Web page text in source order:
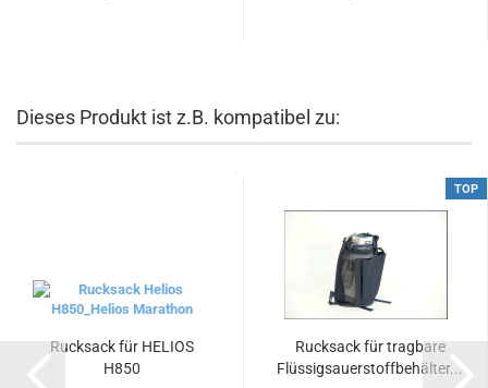
Dieses Produkt ist z.B. kompatibel zu:
Rucksack für HELIOS
H850
TOP
Rucksack für tragbare
Flüssigsauerstoffbehälter...